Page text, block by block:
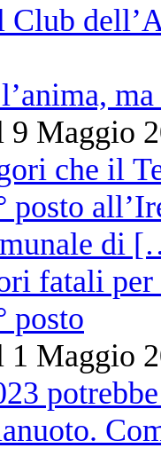
9 Maggio
fatali
posto
1 Maggio